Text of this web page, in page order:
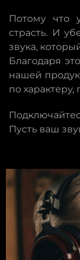
Потому что
страсть. И
звука,
Благодаря
нашей
по характеру,
Пусть ваш